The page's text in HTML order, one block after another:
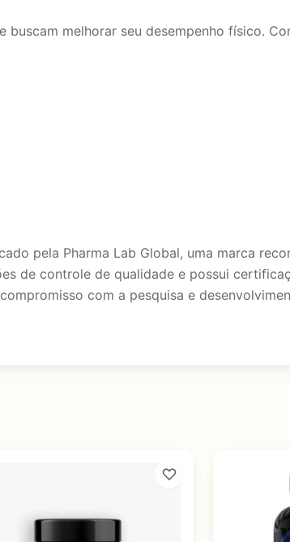
buscam melhorar seu desempenho físico.
pela Pharma Lab Global, uma marca
de controle de qualidade e possui
com a pesquisa e